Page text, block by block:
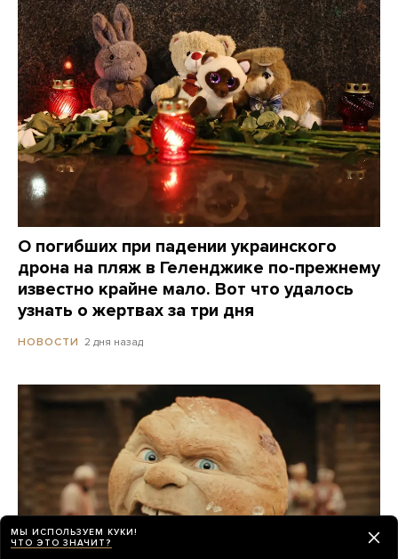
О погибших при падении украинского
дрона на пляж в Геленджике по-прежнему
известно крайне мало. Вот что удалось
узнать о жертвах за три дня
НОВОСТИ 2 дня назад
МЫ ИСПОЛЬЗУЕМ КУКИ!
ЧТО ЭТО ЗНАЧИТ?